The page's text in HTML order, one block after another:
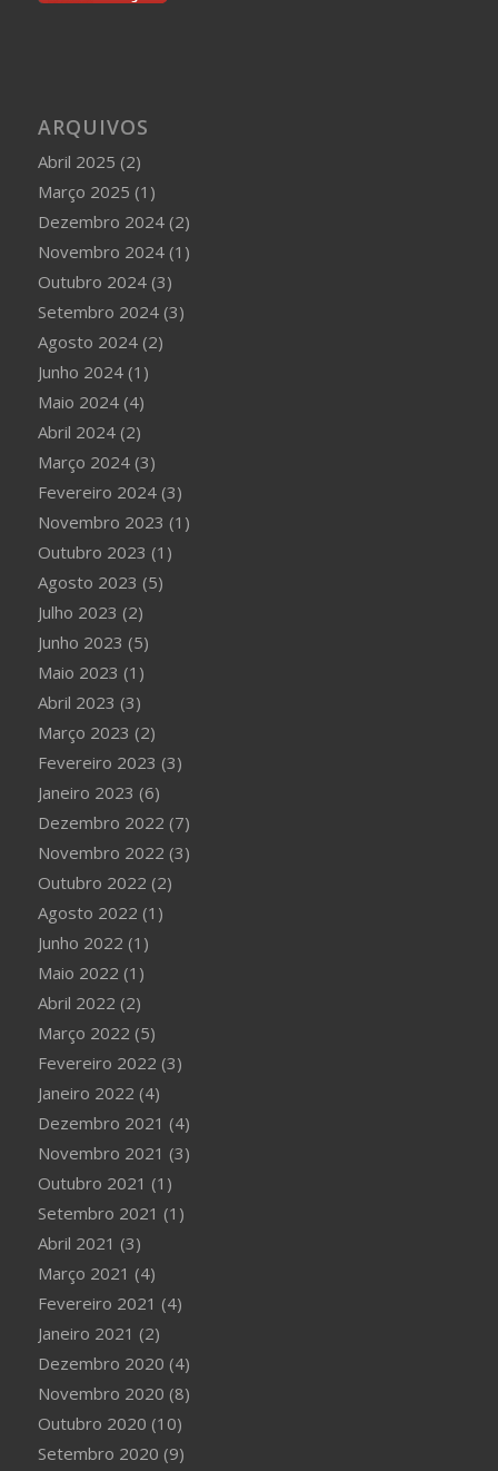
ARQUIVOS
Abril 2025 (2)
Março 2025 (1)
Dezembro 2024(2)
Novembro 2024(1)
Outubro 2024(3)
Setembro 2024(3)
Agosto 2024(2)
Junho 2024(1)
Maio 2024(4)
Abril 2024(2)
Março 2024(3)
Fevereiro 2024(3)
Novembro 2023 (1)
Outubro 2023 (1)
Agosto 2023 (5)
Julho 2023 (2)
Junho 2023 (5)
Maio 2023 (1)
Abril 2023 (3)
Março 2023 (2)
Fevereiro 2023 (3)
Janeiro 2023 (6)
Dezembro 2022 (7)
Novembro 2022 (3)
Outubro 2022 (2)
Agosto 2022 (1)
Junho 2022 (1)
Maio 2022 (1)
Abril 2022 (2)
Março 2022 (5)
Fevereiro 2022 (3)
Janeiro 2022 (4)
Dezembro 2021 (4)
Novembro 2021 (3)
Outubro 2021 (1)
Setembro 2021 (1)
Abril 2021 (3)
Março 2021 (4)
Fevereiro 2021 (4)
Janeiro 2021 (2)
Dezembro 2020 (4)
Novembro 2020 (8)
Outubro 2020 (10)
Setembro 2020 (9)